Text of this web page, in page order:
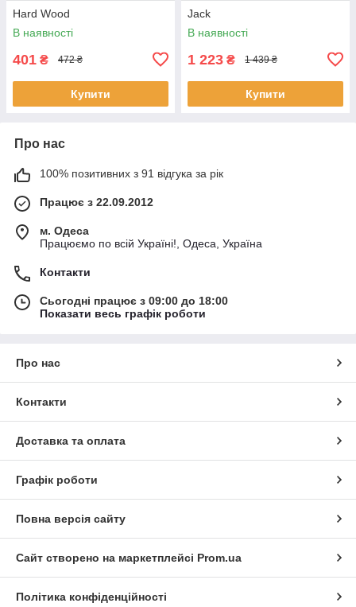
Hard Wood
В наявності
401 ₴ 472 ₴
Купити
Jack
В наявності
1 223 ₴ 1 439 ₴
Купити
Про нас
100% позитивних з 91 відгука за рік
Працює з 22.09.2012
м. Одеса
Працюємо по всій Україні!, Одеса, Україна
Контакти
Сьогодні працює з 09:00 до 18:00
Показати весь графік роботи
Про нас
Контакти
Доставка та оплата
Графік роботи
Повна версія сайту
Сайт створено на маркетплейсі Prom.ua
Політика конфіденційності